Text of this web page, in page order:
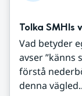
Tolka SMHIs
Vad betyder
avser ”känns
förstå
denna